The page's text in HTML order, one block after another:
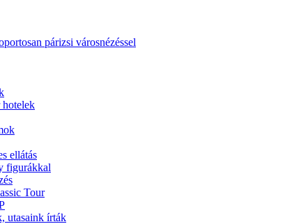
párizsi városnézéssel
hotelek
ellátás
figurákkal
Tour
utasaink írták